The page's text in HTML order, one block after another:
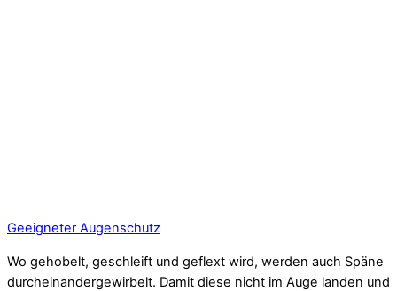
Geeigneter Augenschutz
Wo gehobelt, geschleift und geflext wird, werden auch Späne
durcheinandergewirbelt. Damit diese nicht im Auge landen und